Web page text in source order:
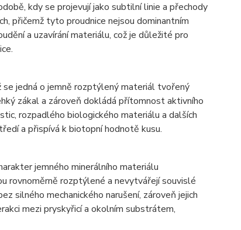
kdy se projevují jako subtilní linie a přechody
přičemž tyto proudnice nejsou dominantním
a uzavírání materiálu, což je důležité pro
jedná o jemně rozptýlený materiál tvořený
zákal a zároveň dokládá přítomnost aktivního
rozpadlého biologického materiálu a dalších
a přispívá k biotopní hodnotě kusu.
jemného minerálního materiálu
rovnoměrně rozptýlené a nevytvářejí souvislé
silného mechanického narušení, zároveň jejich
mezi pryskyřicí a okolním substrátem,